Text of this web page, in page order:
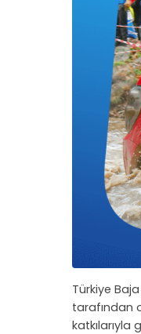
Türkiye
tarafından
katkılarıyla